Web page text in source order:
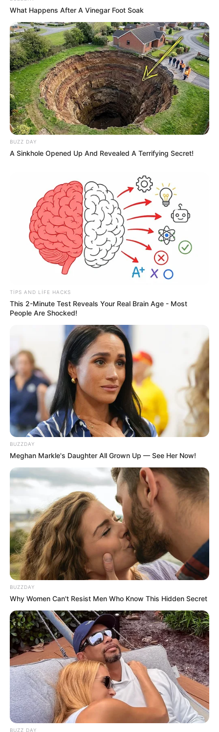
Digər xəbərlər
Spirt, çörək və torpaqdan elektrik
enerjisi:Yapon mühəndisdən
diqqətçəkən yenilik
0
09:58 / 06 Avqust 2026 DÜNYA
85 ölkəyə vizasız giriş təklif edən
pasport satışaçıxarıldı
37 0 0
09:45 / 06 Avqust 2026
Qızılın qiyməti yeni rekordunu qırdı
What Happens After A Vinegar Foot Soak
BUZZ DAY
A Sinkhole Opened Up And Revealed A Terrifying Secret!
TIPS AND LIFE HACKS
This 2-Minute Test Reveals Your Real Brain Age - Most
People Are Shocked!
BUZZDAY
Meghan Markle's Daughter All Grown Up — See Her Now!
BUZZDAY
Why Women Can't Resist Men Who Know This Hidden Secret
BUZZ DAY